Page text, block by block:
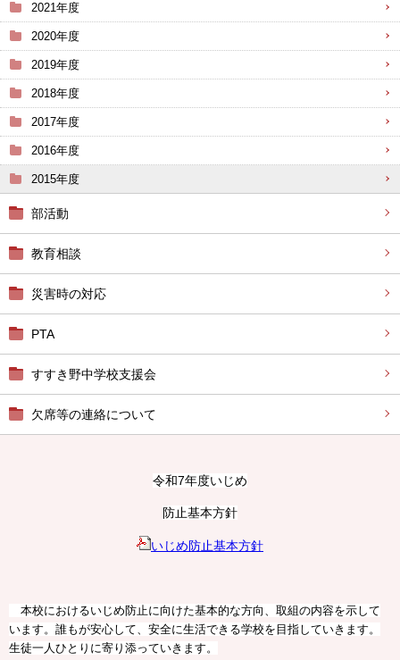
2021年度
2020年度
2019年度
2018年度
2017年度
2016年度
2015年度
部活動
教育相談
災害時の対応
PTA
すすき野中学校支援会
欠席等の連絡について
令和7年度いじめ
防止基本方針
いじめ防止基本方針
本校におけるいじめ防止に向けた基本的な方向、取組の内容を示して
います。誰もが安心して、安全に生活できる学校を目指していきます。
生徒一人ひとりに寄り添っていきます。